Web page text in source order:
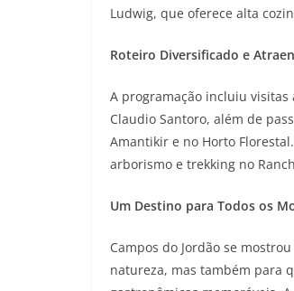
Ludwig, que oferece alta
Roteiro Diversificado e
A programação incluiu
Claudio Santoro, além de
Amantikir e no Horto
arborismo e trekking no
Um Destino para Todos os
Campos do Jordão se
natureza, mas também para